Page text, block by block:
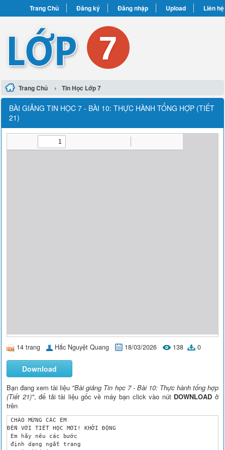
Trang Chủ Đăng ký Đăng nhập Upload Liên hệ
Trang Chủ › Tin Học Lớp 7
BÀI GIẢNG TIN HỌC 7 - BÀI 10: THỰC HÀNH TỔNG HỢP (TIẾT
21)
14 trang Hắc Nguyệt Quang 18/03/2026 138 0
Download
Bạn đang xem tài liệu "Bài giảng Tin học 7 - Bài 10: Thực hành tổng hợp
(Tiết 21)", để tải tài liệu gốc về máy bạn click vào nút DOWNLOAD ở
trên
CHÀO MỪNG CÁC EM
ĐẾN VỚI TIẾT HỌC MỚI! KHỞI ĐỘNG
Em hãy nêu các bước
định dạng ngắt trang